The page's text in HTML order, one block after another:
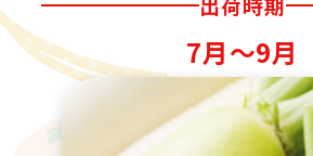
7月〜9月